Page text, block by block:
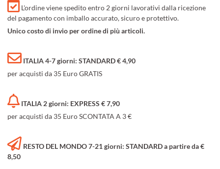
L'ordine viene spedito entro 2 giorni lavorativi dalla ricezione
del pagamento con imballo accurato, sicuro e protettivo.
Unico costo di invio per ordine di più articoli.
ITALIA 4-7 giorni: STANDARD € 4,90
per acquisti da 35 Euro GRATIS
ITALIA 2 giorni: EXPRESS € 7,90
per acquisti da 35 Euro SCONTATA A 3 €
RESTO DEL MONDO 7-21 giorni: STANDARD a partire da €
8,50